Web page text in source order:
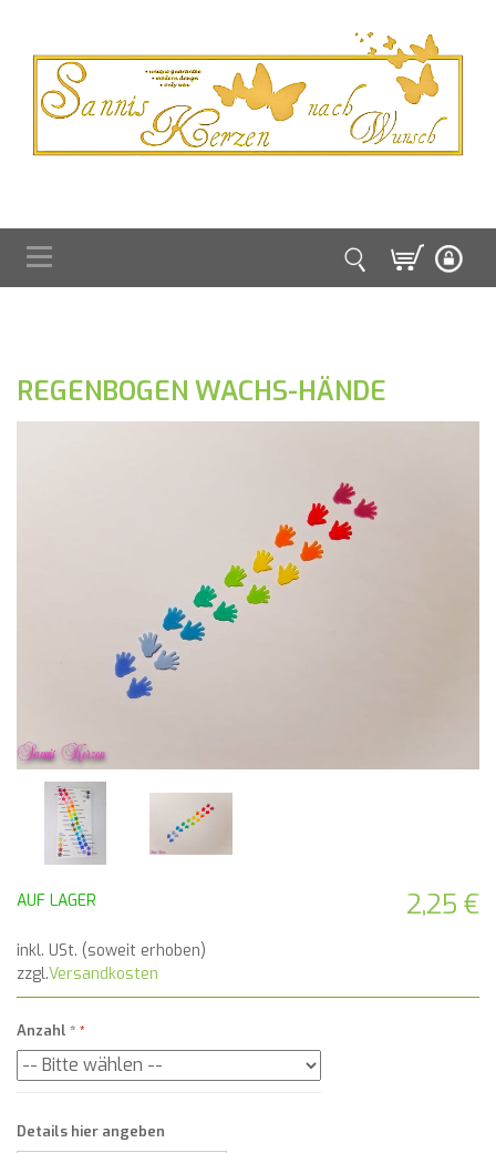
REGENBOGEN WACHS-HÄNDE
2,25 €
AUF LAGER
inkl. USt. (soweit erhoben)
zzgl.Versandkosten
Anzahl *
Details hier angeben